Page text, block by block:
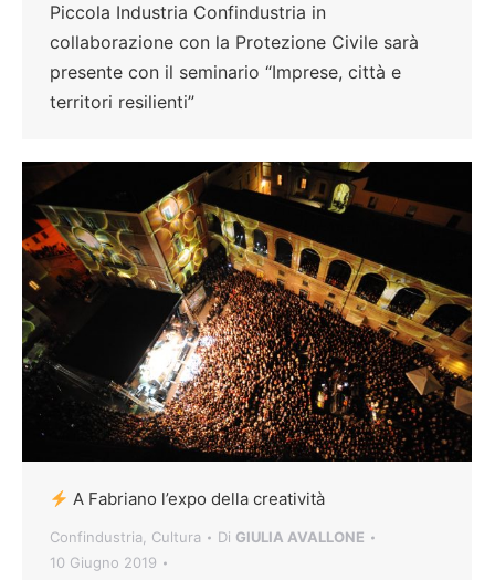
Piccola Industria Confindustria in
collaborazione con la Protezione Civile sarà
presente con il seminario “Imprese, città e
territori resilienti”
A Fabriano l’expo della creatività
Confindustria Cultura Di GIULIA AVALLONE
10 Giugno 2019